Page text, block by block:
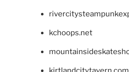
kchoops.net